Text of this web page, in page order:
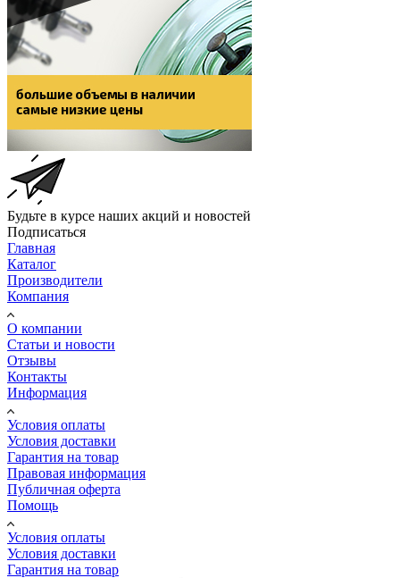
Будьте в курсе наших акций и новостей
Подписаться
Главная
Каталог
Производители
Компания
О компании
Статьи и новости
Отзывы
Контакты
Информация
Условия оплаты
Условия доставки
Гарантия на товар
Правовая информация
Публичная оферта
Помощь
Условия оплаты
Условия доставки
Гарантия на товар